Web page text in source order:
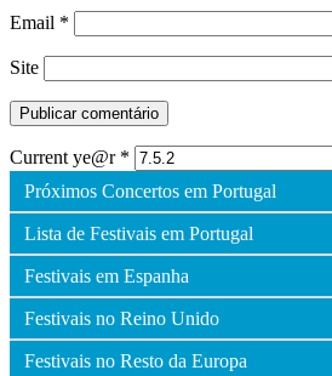
Email *
Site
Current ye@r *
Próximos Concertos em Portugal
Lista de Festivais em Portugal
Festivais em Espanha
Festivais no Reino Unido
Festivais no Resto da Europa